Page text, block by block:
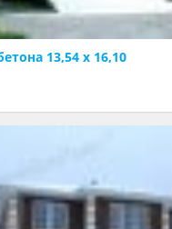
13,54 х 16,10